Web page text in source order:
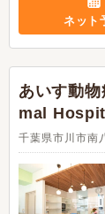
ネット
あいす動
mal
千葉県市川市南